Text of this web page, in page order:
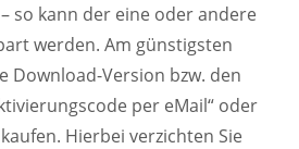
so kann der eine oder andere
werden. Am günstigsten
Download-Version bzw. den
per eMail“ oder
Hierbei verzichten Sie